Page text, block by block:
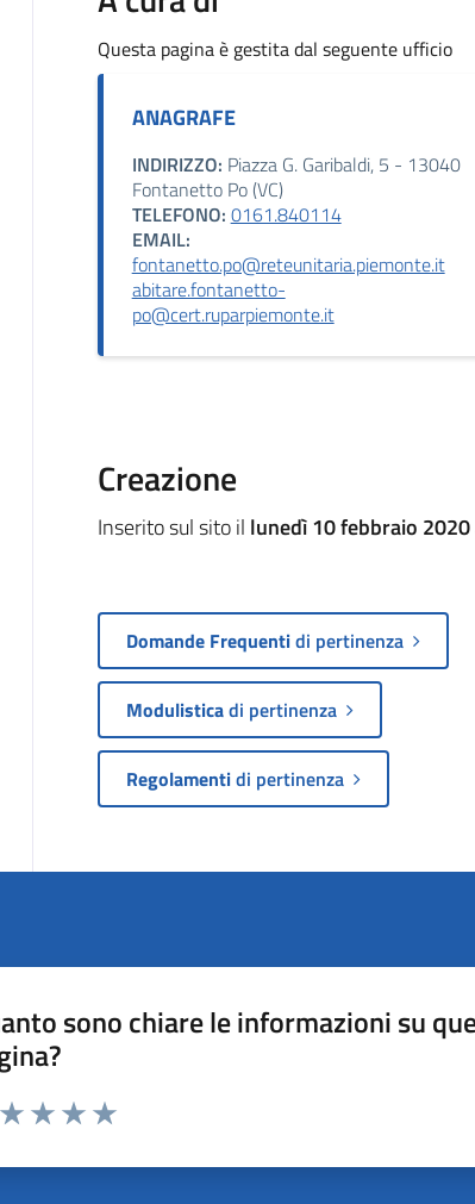
Questa pagina è gestita dal seguente ufficio
ANAGRAFE
INDIRIZZO: Piazza G. Garibaldi, 5 - 13040
Fontanetto Po (VC)
TELEFONO: 0161.840114
EMAIL:
fontanetto.po@reteunitaria.piemonte.it
abitare.fontanetto-
po@cert.ruparpiemonte.it
Creazione
Inserito sul sito il lunedì 10 febbraio 2020
Domande Frequentidi pertinenza
Modulisticadi pertinenza
Regolamentidi pertinenza
sono chiare le informazioni su
da 1 a 5 stelle la pagina